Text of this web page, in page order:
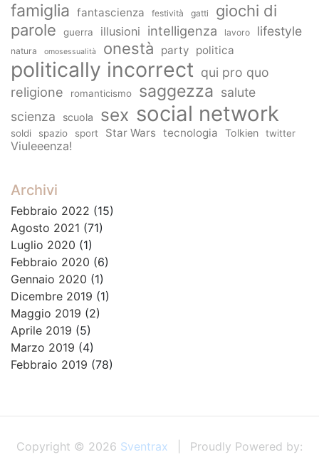
famiglia fantascienza festività gatti
giochi di
parole
guerra illusioni intelligenza lavoro lifestyle
natura omosessualità onestà party politica
politically incorrect qui pro quo
religione romanticismo saggezza salute
scienza
scuola sex social network
soldi spazio sport Star Wars tecnologia Tolkien twitter
Viuleeenza!
Archivi
Febbraio 2022 (15)
Agosto 2021 (71)
Luglio 2020 (1)
Febbraio 2020 (6)
Gennaio 2020 (1)
Dicembre 2019 (1)
Maggio 2019 (2)
Aprile 2019 (5)
Marzo 2019 (4)
Febbraio 2019 (78)
Copyright © 2026 Sventrax
Proudly Powered by: